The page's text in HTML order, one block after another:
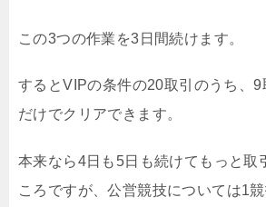
この3つの作業を3日間続けます。
するとVIPの条件の20取引のうち、
だけでクリアできます。
本来なら4日も5日も続けてもっと取
ころですが、公営競技については1